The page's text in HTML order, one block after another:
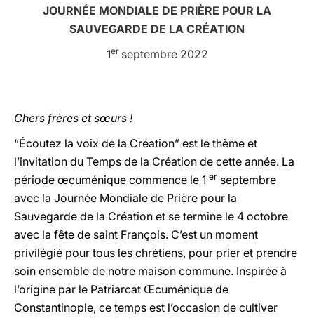
LATINE
JOURNÉE MONDIALE DE PRIÈRE POUR LA
SAUVEGARDE DE LA CRÉATION
1er septembre 2022
Chers frères et sœurs !
“Écoutez la voix de la Création” est le thème et
l’invitation du Temps de la Création de cette année. La
période œcuménique commence le 1 er septembre
avec la Journée Mondiale de Prière pour la
Sauvegarde de la Création et se termine le 4 octobre
avec la fête de saint François. C’est un moment
privilégié pour tous les chrétiens, pour prier et prendre
soin ensemble de notre maison commune. Inspirée à
l’origine par le Patriarcat Œcuménique de
Constantinople, ce temps est l’occasion de cultiver